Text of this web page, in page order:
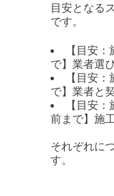
目安となる
です。
【目安
で】業者選
【目安
で】業者と
【目安
前まで】施
それぞれに
す。